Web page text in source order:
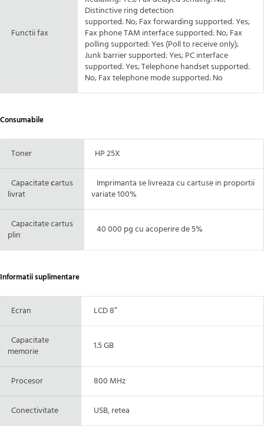
Functii fax
Distinctive ring detection
supported: No; Fax forwarding supported: Yes;
Fax phone TAM interface supported: No; Fax
polling supported: Yes (Poll to receive only);
Junk barrier supported: Yes; PC interface
supported: Yes; Telephone handset supported:
No; Fax telephone mode supported: No
Consumabile
Toner HP 25X
Capacitatecartus
livrat
Imprimanta se livreaza cu cartuse in proportii
variate 100%
Capacitate cartus
plin
40 000 pg cu acoperire de 5%
Informatii suplimentare
Ecran LCD 8”
Capacitate
memorie
1.5 GB
Procesor 800 MHz
Conectivitate USB, retea